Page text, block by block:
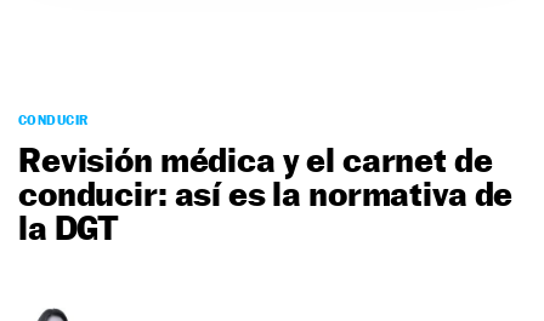
PODCAST
MOTOS
TECNOLOGÍA
SUPERCOCHES
SERVICIOS
CONDUCIR
Revisión médica y el carnet de
conducir: así es la normativa de
la DGT